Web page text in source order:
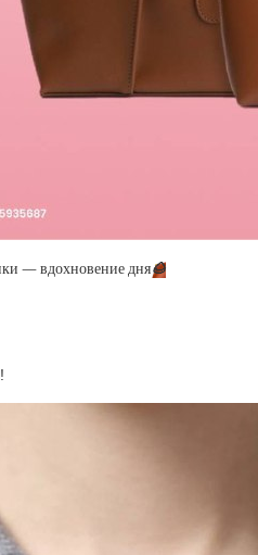
— вдохновение дня🌰